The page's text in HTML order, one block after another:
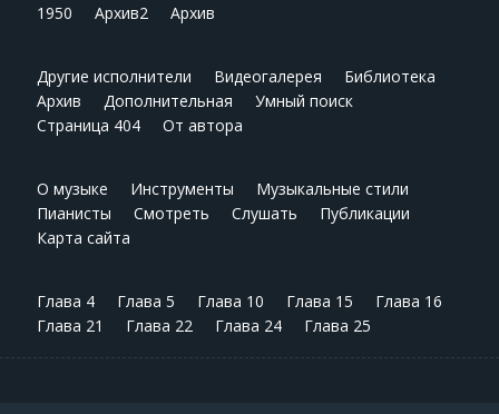
1950
Архив2 Архив
Другие исполнители Видеогалерея
Библиотека
Архив
Дополнительная
Умный поиск
Страница 404
От автора
О музыке Инструменты
Музыкальные стили
Пианисты
Смотреть Слушать
Публикации
Карта сайта
Глава 4 Глава 5 Глава 10 Глава 15
Глава 16
Глава 21
Глава 22 Глава 24 Глава 25